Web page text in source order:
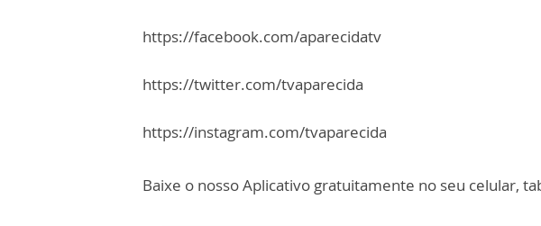
https://facebook.com/aparecidatv
https://twitter.com/tvaparecida
https://instagram.com/tvaparecida
Baixe o nosso Aplicativo gratuitamente no seu celular,